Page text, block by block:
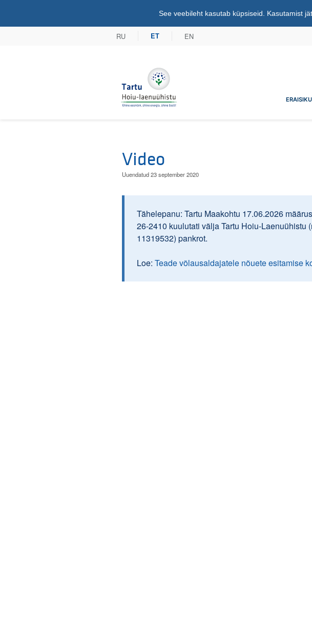
See veebileht kasutab küpsiseid. Kasutamist
RU ET EN
Tartu Hoiu-laenuühistu
Video
Uuendatud 23 september 2020
Tähelepanu: Tartu Maakohtu 17.06.2026
26-2410 kuulutati välja Tartu Hoiu-Laenuühistu
11319532) pankrot.
Loe: Teade võlausaldajatele nõuete esitamise